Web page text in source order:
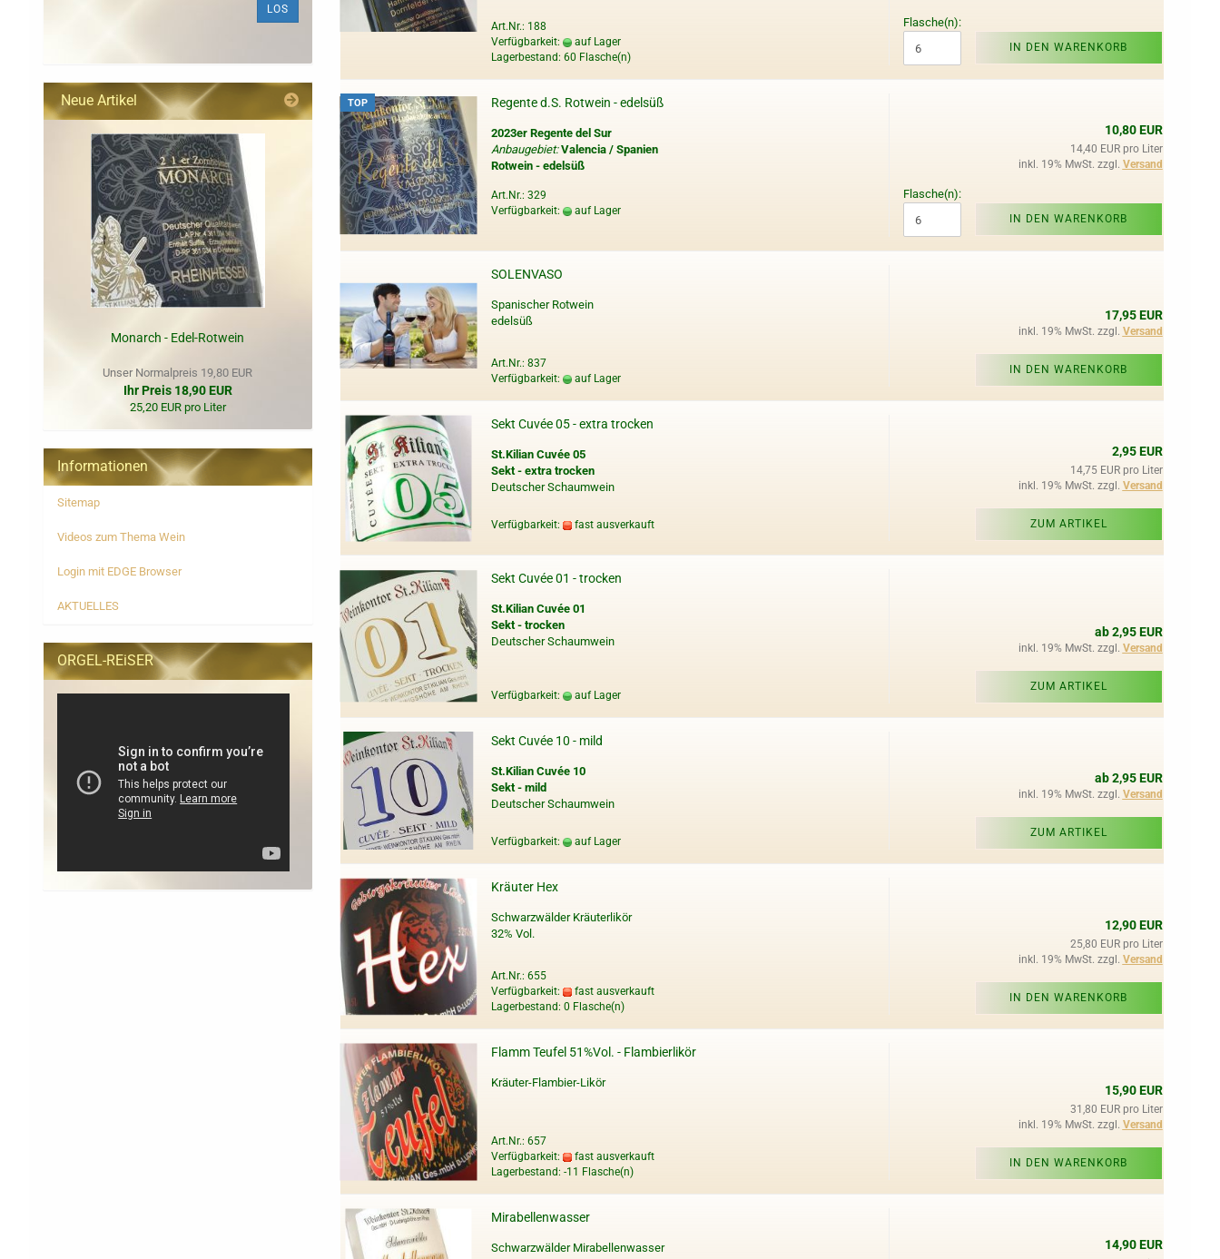
Art.Nr.: 188
Verfügbarkeit:
auf Lager
Lagerbestand: 60 Flasche(n)
Flasche(n):
IN DEN WARENKORB
TOP Regente d.S. Rotwein - edelsüß
2023er Regente del Sur
Anbaugebiet: Valencia / Spanien
Rotwein - edelsüß
Art.Nr.: 329
Verfügbarkeit:
auf Lager
10,80 EUR
14,40 EUR pro Liter
inkl. 19% MwSt. zzgl. Versand
Flasche(n):
IN DEN WARENKORB
SOLENVASO
Spanischer Rotwein
edelsüß
Art.Nr.: 837
Verfügbarkeit:
auf Lager
17,95 EUR
inkl. 19% MwSt. zzgl. Versand
IN DEN WARENKORB
Sekt Cuvée 05 - extra trocken
St.Kilian Cuvée 05
Sekt - extra trocken
Deutscher Schaumwein
Verfügbarkeit: fast ausverkauft
2,95 EUR
14,75 EUR pro Liter
inkl. 19% MwSt. zzgl. Versand
ZUM ARTIKEL
Sekt Cuvée 01 - trocken
St.Kilian Cuvée 01
Sekt - trocken
Deutscher Schaumwein
Verfügbarkeit: auf Lager
ab 2,95 EUR
inkl. 19% MwSt. zzgl. Versand
ZUM ARTIKEL
Sekt Cuvée 10 - mild
St.Kilian Cuvée 10
Sekt - mild
Deutscher Schaumwein
Verfügbarkeit: auf Lager
ab 2,95 EUR
inkl. 19% MwSt. zzgl. Versand
ZUM ARTIKEL
Kräuter Hex
Schwarzwälder Kräuterlikör
32% Vol.
Art.Nr.: 655
Verfügbarkeit:
fast ausverkauft
Lagerbestand: 0 Flasche(n)
12,90 EUR
25,80 EUR pro Liter
inkl. 19% MwSt. zzgl. Versand
IN DEN WARENKORB
Flamm Teufel 51%Vol. - Flambierlikör
Kräuter-Flambier-Likör
Art.Nr.: 657
Verfügbarkeit:
fast ausverkauft
Lagerbestand: -11 Flasche(n)
15,90 EUR
31,80 EUR pro Liter
inkl. 19% MwSt. zzgl. Versand
IN DEN WARENKORB
Mirabellenwasser
Schwarzwälder Mirabellenwasser 14,90 EUR
LOS
Neue Artikel
Monarch - Edel-Rotwein
Unser Normalpreis 19,80 EUR
Ihr Preis 18,90 EUR
25,20 EUR pro Liter
Informationen
Sitemap
Videos zum Thema Wein
Login mit EDGE Browser
AKTUELLES
ORGEL-REiSER